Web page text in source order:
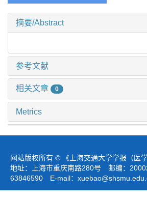
摘要/Abstract
参考文献
相关文章 0
Metrics
网站版权所有 © 《上海交通大学学报（医
地址：上海市重庆南路280号 邮编：
63846590 E-mail：